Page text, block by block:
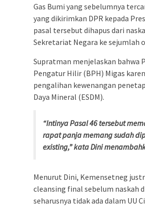
Gas Bumi yang sebelumnya
yang dikirimkan DPR kepada
pasal tersebut dihapus dari
Sekretariat Negara ke sejumlah
Supratman menjelaskan bahwa
Pengatur Hilir (BPH) Migas
pengalihan kewenangan
Daya Mineral (ESDM).
“Intinya Pasal 46 tersebut
rapat panja memang sudah
existing,” kata Dini
Menurut Dini, Kemensetneg
cleansing final sebelum naskah
seharusnya tidak ada dalam UU